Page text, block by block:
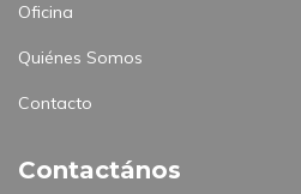
Oficina
Quiénes Somos
Contacto
Contactános